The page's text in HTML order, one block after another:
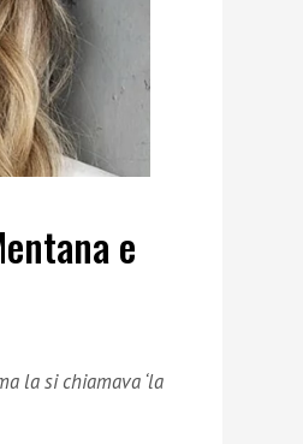
e
la si chiamava ‘la